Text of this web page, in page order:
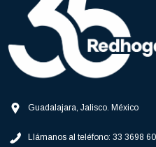
Guadalajara, Jalisco. México
Llámanos al teléfono: 33 3698